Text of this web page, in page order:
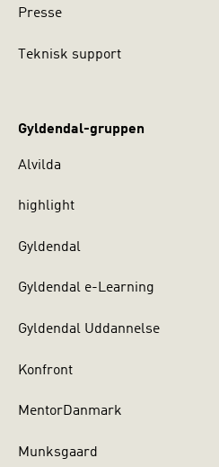
Presse
Teknisk support
Gyldendal-gruppen
Alvilda
highlight
Gyldendal
Gyldendal e-Learning
Gyldendal Uddannelse
Konfront
MentorDanmark
Munksgaard